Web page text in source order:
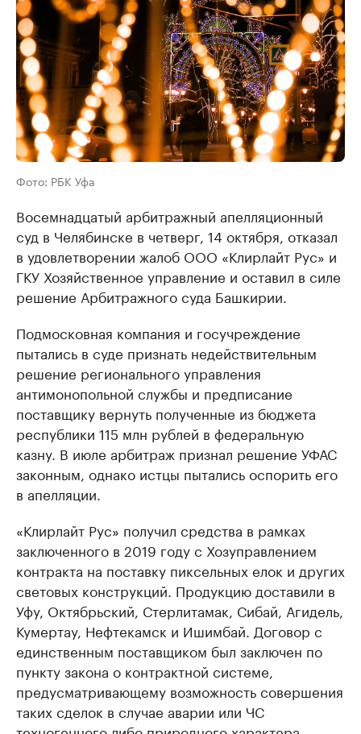
Фото: РБК Уфа
Восемнадцатый арбитражный апелляционный
суд в Челябинске в четверг, 14 октября, отказал
в удовлетворении жалоб ООО «Клирлайт Рус» и
ГКУ Хозяйственное управление и оставил в силе
решение Арбитражного суда Башкирии.
Подмосковная компания и госучреждение
пытались в суде признать недействительным
решение регионального управления
антимонопольной службы и предписание
поставщику вернуть полученные из бюджета
республики 115 млн рублей в федеральную
казну. В июле арбитраж признал решение УФАС
законным, однако истцы пытались оспорить его
в апелляции.
«Клирлайт Рус» получил средства в рамках
заключенного в 2019 году с Хозуправлением
контракта на поставку пиксельных елок и других
световых конструкций. Продукцию доставили в
Уфу, Октябрьский, Стерлитамак, Сибай, Агидель,
Кумертау, Нефтекамск и Ишимбай. Договор с
единственным поставщиком был заключен по
пункту закона о контрактной системе,
предусматривающему возможность совершения
таких сделок в случае аварии или ЧС